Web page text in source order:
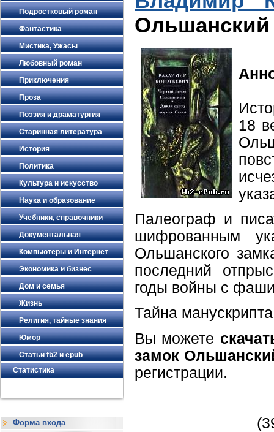
Подростковый роман
Фантастика
Мистика, Ужасы
Любовный роман
Приключения
Проза
Поэзия и драматургия
Старинная литература
История
Политика
Культура и искусство
Наука и образование
Учебники, справочники
Документальная
Компьютеры и Интернет
Экономика и бизнес
Дом и семья
Жизнь
Религия, тайные знания
Юмор
Статьи fb2 и epub
Статистика
Форма входа
Ольшанский
18
Палеограф и
шифрованным
Ольшанского
последний
годы войны с
Тайна
Вы можете
замок
регистрации.